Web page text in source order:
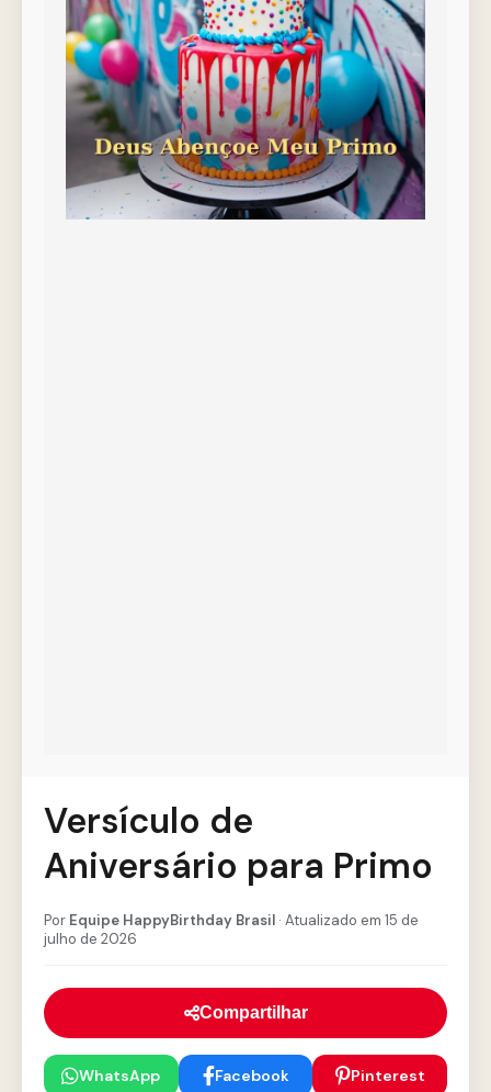
Versículo de
Aniversário para Primo
Por Equipe HappyBirthday Brasil · Atualizado em 15 de
julho de 2026
Compartilhar
WhatsApp Facebook Pinterest